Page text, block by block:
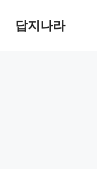
답지나라